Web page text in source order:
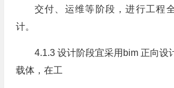
交付、运维等阶段，进行工程
计。
4.1.3 设计阶段宜采用bim 正向设
载体，在工